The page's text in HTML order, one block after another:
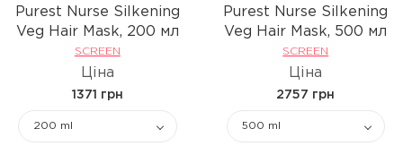
Purest Nurse Silkening
Veg Hair Mask, 200 мл
SCREEN
Ціна
1371 грн
200 ml
Purest Nurse Silkening
Veg Hair Mask, 500 мл
SCREEN
Ціна
2757 грн
500 ml